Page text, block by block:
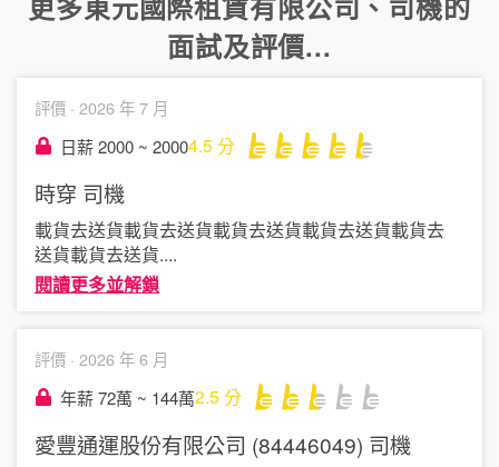
面試及評價...
評價 · 2026 年 7 月
日薪 2000 ~ 20004.5分
時穿 司機
載貨去送貨載貨去送貨載貨去送貨載貨去送貨載貨去
送貨載貨去送貨....
閱讀更多並解鎖
評價 · 2026 年 6 月
年薪 72萬 ~ 144萬2.5分
愛豐通運股份有限公司 (84446049) 司機